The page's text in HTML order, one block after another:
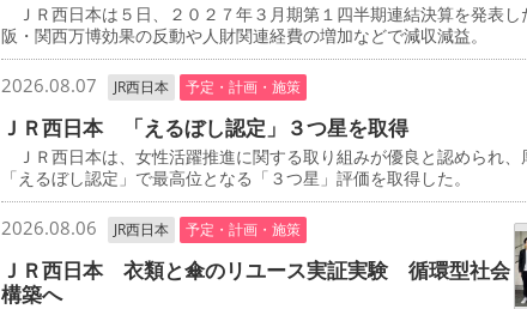
ＪＲ西日本は５日、２０２７年３月期第１四半期連結決算を発表し
阪・関西万博効果の反動や人財関連経費の増加などで減収減益。
2026.08.07 JR西日本 予定・計画・施策
ＪＲ西日本 「えるぼし認定」３つ星を取得
ＪＲ西日本は、女性活躍推進に関する取り組みが優良と認められ、
「えるぼし認定」で最高位となる「３つ星」評価を取得した。
2026.08.06 JR西日本 予定・計画・施策
ＪＲ西日本 衣類と傘のリユース実証実験 循環型社会
構築へ